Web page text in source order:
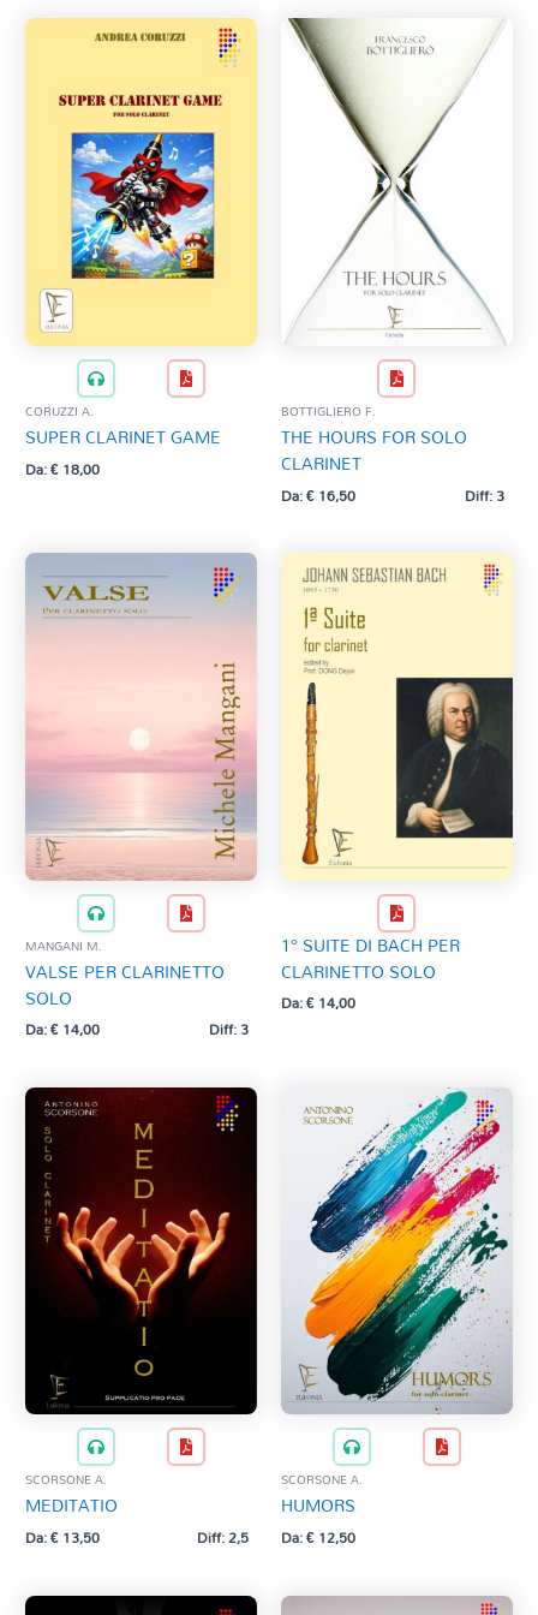
RICOTTA G.
VOLANTE I.
CORUZZI A.
SUPER CLARINET GAME
Da:€18,00
BOTTIGLIERO F.
THE HOURS FOR SOLO
CLARINET
Da:€16,50 Diff: 3
MANGANI M.
VALSE PER CLARINETTO
SOLO
Da:€14,00 Diff: 3
1° SUITE DI BACH PER
CLARINETTO SOLO
Da:€14,00
SCORSONE A.
MEDITATIO
Da:€13,50 Diff: 2,5
SCORSONE A.
HUMORS
Da:€12,50